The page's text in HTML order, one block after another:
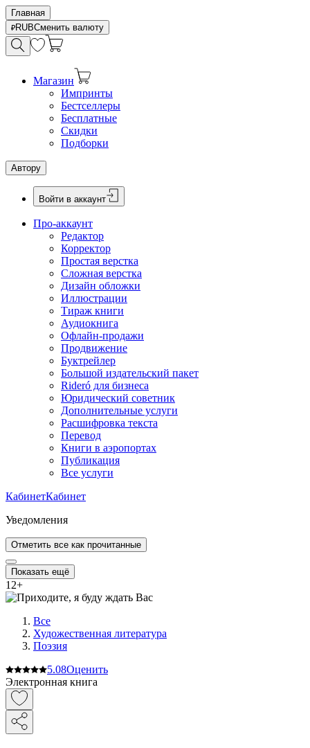
Главная
RUBСменить валюту
Магазин
Импринты
Бестселлеры
Бесплатные
Скидки
Подборки
Автору
Войти в аккаунт
Про-аккаунт
Редактор
Корректор
Простая верстка
Сложная верстка
Дизайн обложки
Иллюстрации
Тираж книги
Аудиокнига
Офлайн-продажи
Продвижение
Буктрейлер
Большой издательский пакет
Rideró для бизнеса
Юридический советник
Дополнительные услуги
Расшифровка текста
Перевод
Книги в аэропортах
Публикация
Все услуги
КабинетКабинет
Уведомления
Отметить все как прочитанные
Показать ещё
12+
Все
Художественная литература
Поэзия
5.08Оценить
Электронная книга